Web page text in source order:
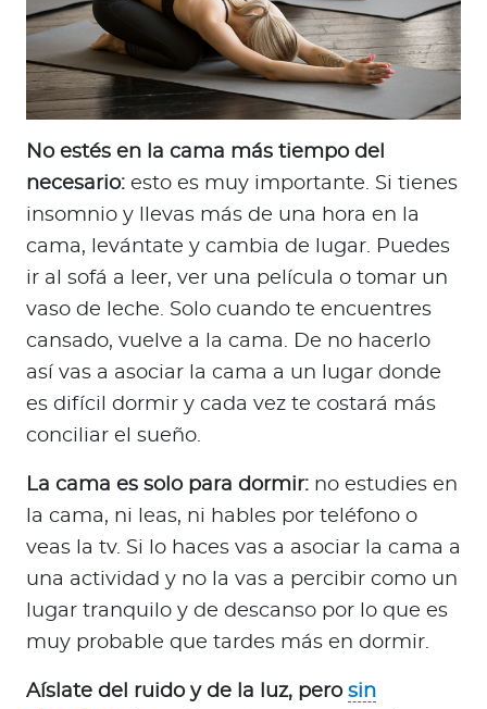
No estés en la cama más tiempo del
necesario: esto es muy importante. Si tienes
insomnio y llevas más de una hora en la
cama, levántate y cambia de lugar. Puedes
ir al sofá a leer, ver una película o tomar un
vaso de leche. Solo cuando te encuentres
cansado, vuelve a la cama. De no hacerlo
así vas a asociar la cama a un lugar donde
es difícil dormir y cada vez te costará más
conciliar el sueño.
La cama es solo para dormir: no estudies en
la cama, ni leas, ni hables por teléfono o
veas la tv. Si lo haces vas a asociar la cama a
una actividad y no la vas a percibir como un
lugar tranquilo y de descanso por lo que es
muy probable que tardes más en dormir.
Aíslate del ruido y de la luz, pero sin